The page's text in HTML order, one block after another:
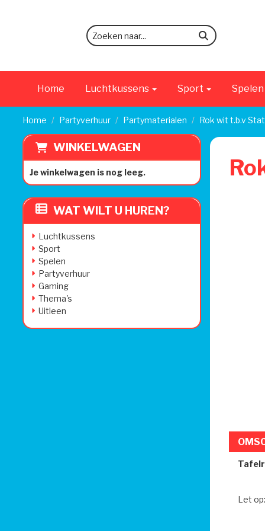
zoeken
Home Luchtkussens Sport Spelen
Home Partyverhuur Partymaterialen Rok wit t.b.v
WINKELWAGEN
Je winkelwagen is nog leeg.
WAT WILT U HUREN?
Luchtkussens
Sport
Spelen
Partyverhuur
Gaming
Thema's
Uitleen
Let